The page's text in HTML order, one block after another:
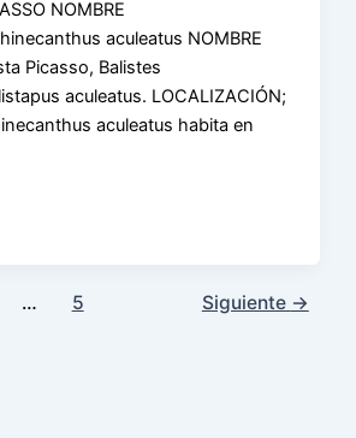
NOMBRE
aculeatus NOMBRE
Picasso, Balistes
aculeatus. LOCALIZACIÓN;
aculeatus habita en
… 5 Siguiente →